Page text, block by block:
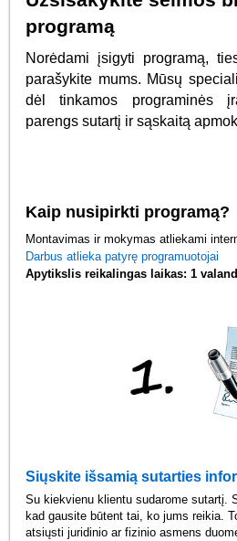
programą
Norėdami įsigyti programą,
parašykite mums. Mūsų
dėl tinkamos programinės
parengs sutartį ir sąskaitą
Kaip nusipirkti programą?
Montavimas ir mokymas atliekami
Darbus atlieka patyrę programuotojai
Apytikslis reikalingas laikas: 1
Siųskite išsamią sutarties
Su kiekvienu klientu sudarome sutartį.
kad gausite būtent tai, ko jums reikia.
atsiųsti juridinio ar fizinio asmens